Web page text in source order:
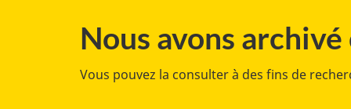
Nous avons
Vous pouvez la consulter à des fins de